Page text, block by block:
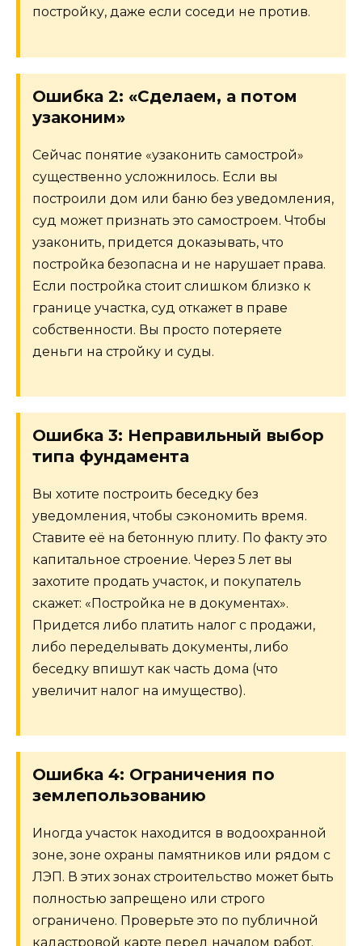
постройку, даже если соседи не против.
Ошибка 2: «Сделаем, а потом
узаконим»
Сейчас понятие «узаконить самострой»
существенно усложнилось. Если вы
построили дом или баню без уведомления,
суд может признать это самостроем. Чтобы
узаконить, придется доказывать, что
постройка безопасна и не нарушает права.
Если постройка стоит слишком близко к
границе участка, суд откажет в праве
собственности. Вы просто потеряете
деньги на стройку и суды.
Ошибка 3: Неправильный выбор
типа фундамента
Вы хотите построить беседку без
уведомления, чтобы сэкономить время.
Ставите её на бетонную плиту. По факту это
капитальное строение. Через 5 лет вы
захотите продать участок, и покупатель
скажет: «Постройка не в документах».
Придется либо платить налог с продажи,
либо переделывать документы, либо
беседку впишут как часть дома (что
увеличит налог на имущество).
Ошибка 4: Ограничения по
землепользованию
Иногда участок находится в водоохранной
зоне, зоне охраны памятников или рядом с
ЛЭП. В этих зонах строительство может быть
полностью запрещено или строго
ограничено. Проверьте это по публичной
кадастровой карте перед началом работ.